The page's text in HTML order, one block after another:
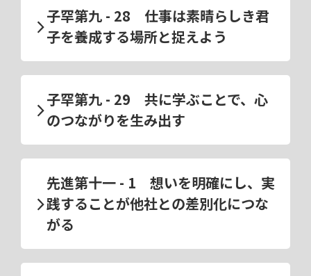
子罕第九 - 28 仕事は素晴らしき君
子を養成する場所と捉えよう
子罕第九 - 29 共に学ぶことで、心
のつながりを生み出す
先進第十一 - 1 想いを明確にし、実
践することが他社との差別化につな
がる